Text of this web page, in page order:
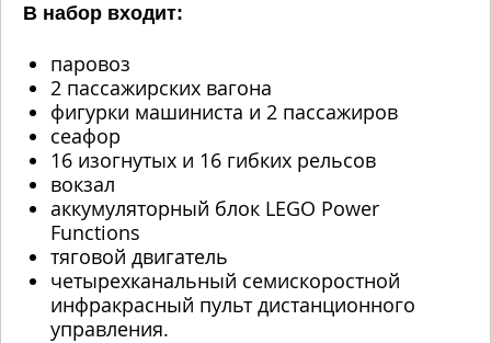
В набор входит:
паровоз
2 пассажирских вагона
фигурки машиниста и 2 пассажиров
сеафор
16 изогнутых и 16 гибких рельсов
вокзал
аккумуляторный блок LEGO Power
Functions
тяговой двигатель
четырехканальный семискоростной
инфракрасный пульт дистанционного
управления.